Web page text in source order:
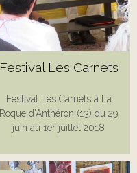
Festival Les Carnets
Festival Les Carnets à La
Roque d'Anthéron (13) du 29
juin au 1er juillet 2018